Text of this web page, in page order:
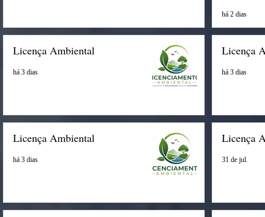
há 2 dias
Licença Ambiental
há 3 dias
Licença
há 3 dias
Licença Ambiental
há 3 dias
Licença
31 de jul.